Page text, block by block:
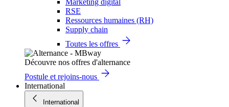
Marketing digital
RSE
Ressources humaines (RH)
Supply chain
Toutes les offres
Découvre nos offres d'alternance
Postule et rejoins-nous
International
International